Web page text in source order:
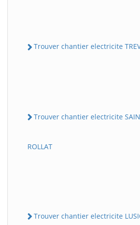
Trouver chantier electricite
Trouver chantier electricite
ROLLAT
Trouver chantier electricite